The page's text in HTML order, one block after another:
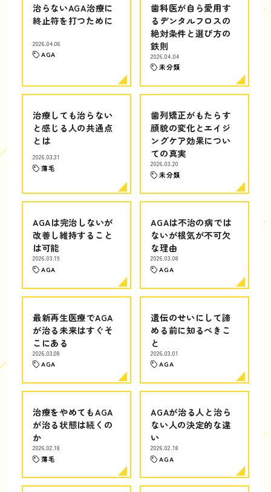
治らないAGA治療に
終止符を打つために
2026.04.06
AGA
歯科医が自ら愛用す
るデンタルフロスの
絶対条件と選び方の
鉄則
2026.04.04
未分類
治療しても治らない
と感じる人の共通点
とは
2026.03.31
薄毛
歯列矯正がもたらす
顔貌の変化とエイジ
ングケア効果につい
ての真実
2026.03.20
未分類
AGAは完治しないが
改善し維持すること
は可能
2026.03.19
AGA
AGAは不治の病では
ないが根気が不可欠
な理由
2026.03.08
AGA
最新再生医療でAGA
が治る未来はすぐそ
こにある
2026.03.08
AGA
遺伝のせいにして諦
める前に知るべきこ
と
2026.03.01
AGA
治療をやめてもAGA
が治る状態は続くの
か
2026.02.18
薄毛
AGAが治る人と治ら
ない人の決定的な違
い
2026.02.18
AGA